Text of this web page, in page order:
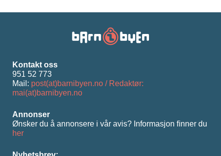
Kontakt oss
951 52 773
Mail: post(at)barnibyen.no / Redaktør:
mai(at)barnibyen.no
Annonser
Ønsker du å annonsere i vår avis? Informasjon ﬁnner du
her